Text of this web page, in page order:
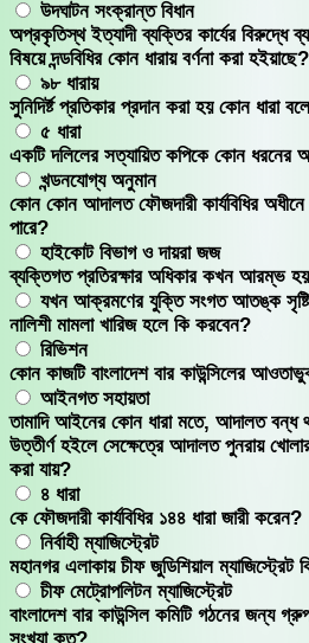
উদঘাটন সংক্রান্ত বিধান
অপ্রকৃতিস্থ ইত্যাদী ব্যক্তির কার্যের বিরুদ্ধে
বিষয়ে দন্ডবিধির কোন ধারায় বর্ণনা করা হইয়াছে?
৯৮ ধারায়
সুনিদির্ষ্ট প্রতিকার প্রদান করা হয় কোন ধারা
৫ ধারা
একটি দলিলের সত্যায়িত কপিকে কোন ধরনের
খন্ডনযোগ্য অনুমান
কোন কোন আদালত ফৌজদারী কার্যবিধির
পারে?
হাইকোট বিভাগ ও দায়রা জজ
ব্যক্তিগত প্রতিরক্ষার অধিকার কখন আরম্ভ
যখন আক্রমণের যুক্তি সংগত আতঙ্ক
নালিশী মামলা খারিজ হলে কি করবেন?
রিভিশন
কোন কাজটি বাংলাদেশ বার কাউন্সিলের
আইনগত সহায়তা
তামাদি আইনের কোন ধারা মতে, আদালত বন্ধ
উত্তীর্ণ হইলে সেক্ষেত্রে আদালত পুনরায়
করা যায়?
৪ ধারা
কে ফৌজদারী কার্যবিধির ১৪৪ ধারা জারী করেন?
নির্বাহী ম্যাজিস্ট্রেট
মহানগর এলাকায় চীফ জুডিশিয়াল ম্যাজিস্ট্রেট
চীফ মেট্রোপলিটন ম্যাজিস্ট্রেট
বাংলাদেশ বার কাউন্সিল কমিটি গঠনের জন্য